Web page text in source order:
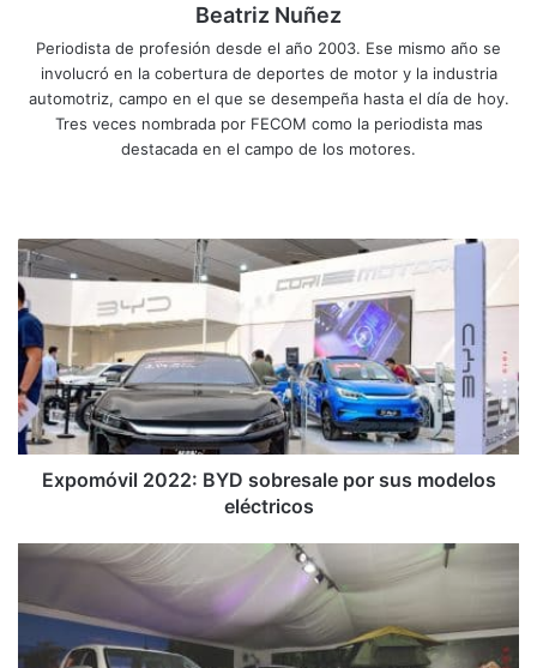
Beatriz Nuñez
Periodista de profesión desde el año 2003. Ese mismo año se
involucró en la cobertura de deportes de motor y la industria
automotriz, campo en el que se desempeña hasta el día de hoy.
Tres veces nombrada por FECOM como la periodista mas
destacada en el campo de los motores.
Expomóvil
2022:
BYD
sobresale
por
sus
modelos
eléctricos
Expomóvil 2022: BYD sobresale por sus modelos
eléctricos
Expomóvil
Modelos
económicos,
SUV,